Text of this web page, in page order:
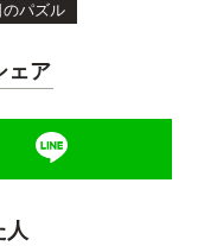
のパズル
ェア
人